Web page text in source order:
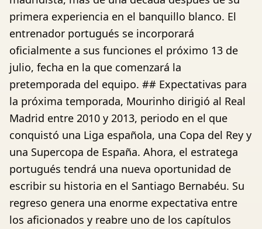
primera experiencia en el banquillo blanco. El
entrenador portugués se incorporará
oficialmente a sus funciones el próximo 13 de
julio, fecha en la que comenzará la
pretemporada del equipo. ## Expectativas para
la próxima temporada, Mourinho dirigió al Real
Madrid entre 2010 y 2013, periodo en el que
conquistó una Liga española, una Copa del Rey y
una Supercopa de España. Ahora, el estratega
portugués tendrá una nueva oportunidad de
escribir su historia en el Santiago Bernabéu. Su
regreso genera una enorme expectativa entre
los aficionados y reabre uno de los capítulos